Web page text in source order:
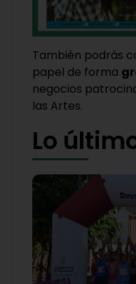
También podrás
papel de forma
negocios
las Artes.
Lo